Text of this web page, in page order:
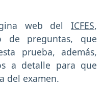
web del ICFES,
de preguntas, que
prueba, además,
a detalle para que
del examen.